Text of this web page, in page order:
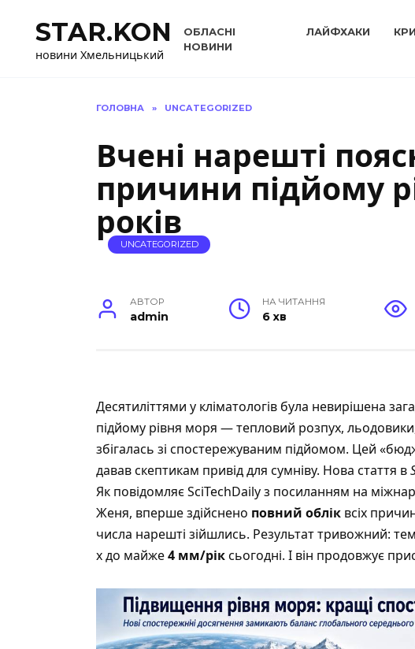
вмістуSTAR.KON
новини Хмельницький
ОБЛАСНІ
НОВИНИ
ЛАЙФХАКИ
ГОЛОВНА » UNCATEGORIZED
Вчені нарешті
причини підйому
років
UNCATEGORIZED
АВТОР
admin
НА ЧИТАННЯ
6 хв
Десятиліттями у кліматологів була невирішена
підйому рівня моря — тепловий розпух,
збігалась зі спостережуваним підйомом. Цей
давав скептикам привід для сумніву. Нова стаття в
Як повідомляє SciTechDailyз посиланням на
Женя, вперше здійснено повний облік всіх
числа нарешті зійшлись. Результат тривожний:
х до майже4 мм/ріксьогодні. І він продовжує